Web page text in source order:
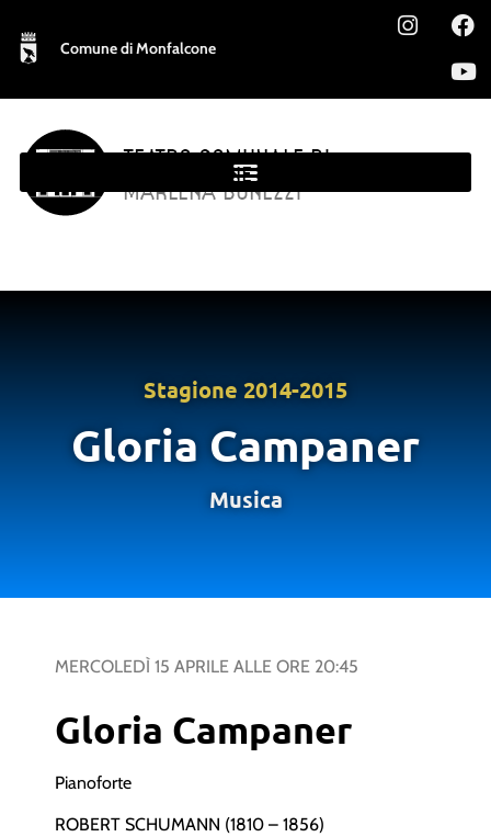
Comune di Monfalcone
TEATRO COMUNALE DI
MONFALCONE
MARLENA BONEZZI
Stagione 2014-2015
Gloria Campaner
Musica
MERCOLEDÌ 15 APRILE ALLE ORE 20:45
Gloria Campaner
Pianoforte
ROBERT SCHUMANN (1810 – 1856)